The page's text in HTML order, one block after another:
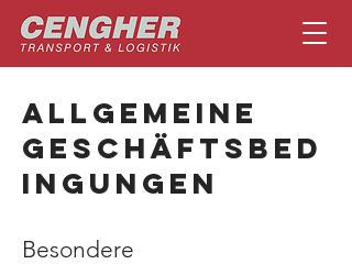
Allgemeine
Geschäftsbed
ingungen
Besondere